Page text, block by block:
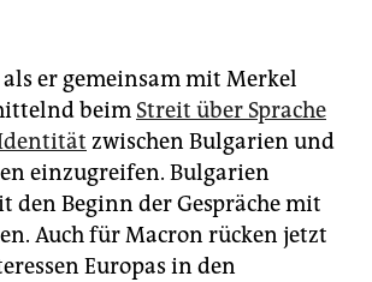
als er gemeinsam mit Merkel
beim Streit über Sprache
zwischen Bulgarien und
einzugreifen. Bulgarien
den Beginn der Gespräche mit
Auch für Macron rücken jetzt
Europas in den